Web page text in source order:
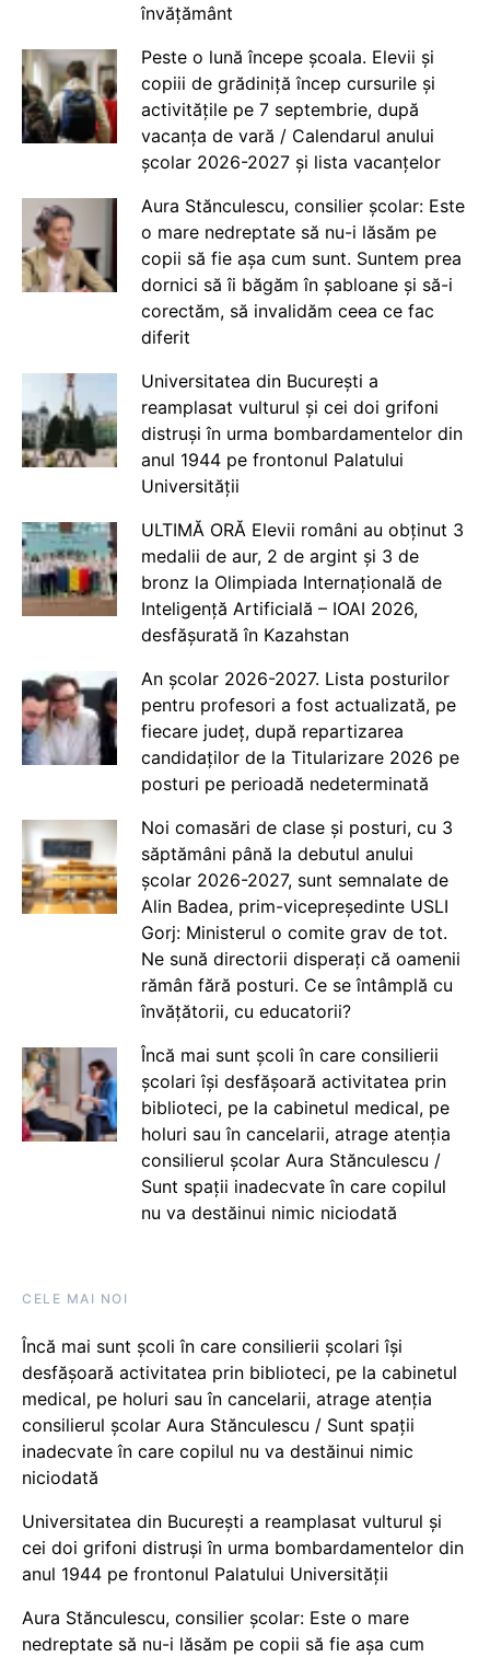
învățământ
Peste o lună începe școala. Elevii și
copiii de grădiniță încep cursurile și
activitățile pe 7 septembrie, după
vacanța de vară / Calendarul anului
școlar 2026-2027 și lista vacanțelor
Aura Stănculescu, consilier școlar: Este
o mare nedreptate să nu-i lăsăm pe
copii să fie așa cum sunt. Suntem prea
dornici să îi băgăm în șabloane și să-i
corectăm, să invalidăm ceea ce fac
diferit
Universitatea din București a
reamplasat vulturul și cei doi grifoni
distruși în urma bombardamentelor din
anul 1944 pe frontonul Palatului
Universității
ULTIMĂ ORĂ Elevii români au obținut 3
medalii de aur, 2 de argint și 3 de
bronz la Olimpiada Internațională de
Inteligență Artificială – IOAI 2026,
desfășurată în Kazahstan
An școlar 2026-2027. Lista posturilor
pentru profesori a fost actualizată, pe
fiecare județ, după repartizarea
candidaților de la Titularizare 2026 pe
posturi pe perioadă nedeterminată
Noi comasări de clase și posturi, cu 3
săptămâni până la debutul anului
școlar 2026-2027, sunt semnalate de
Alin Badea, prim-vicepreședinte USLI
Gorj: Ministerul o comite grav de tot.
Ne sună directorii disperați că oamenii
rămân fără posturi. Ce se întâmplă cu
învățătorii, cu educatorii?
Încă mai sunt școli în care consilierii
școlari își desfășoară activitatea prin
biblioteci, pe la cabinetul medical, pe
holuri sau în cancelarii, atrage atenția
consilierul școlar Aura Stănculescu /
Sunt spații inadecvate în care copilul
nu va destăinui nimic niciodată
CELE MAI NOI
Încă mai sunt școli în care consilierii școlari își
desfășoară activitatea prin biblioteci, pe la cabinetul
medical, pe holuri sau în cancelarii, atrage atenția
consilierul școlar Aura Stănculescu / Sunt spații
inadecvate în care copilul nu va destăinui nimic
niciodată
Universitatea din București a reamplasat vulturul și
cei doi grifoni distruși în urma bombardamentelor din
anul 1944 pe frontonul Palatului Universității
Aura Stănculescu, consilier școlar: Este o mare
nedreptate să nu-i lăsăm pe copii să fie așa cum